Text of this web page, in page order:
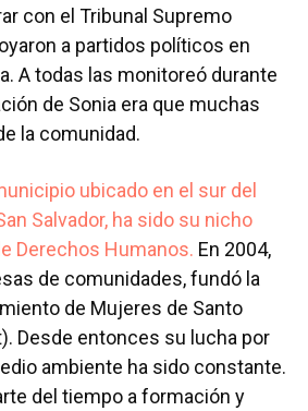
con el Tribunal Supremo
a partidos políticos en
A todas las monitoreó durante
de Sonia era que muchas
la comunidad.
ubicado en el sur del
Salvador, ha sido su nicho
Derechos Humanos. En 2004,
de comunidades, fundó la
de Mujeres de Santo
Desde entonces su lucha por
ambiente ha sido constante.
del tiempo a formación y